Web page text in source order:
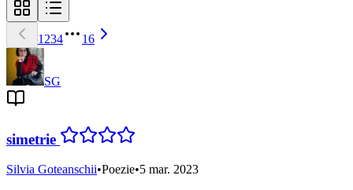
1 234 16
SG
simetrie
Silvia Goteanschii•Poezie•5 mar. 2023